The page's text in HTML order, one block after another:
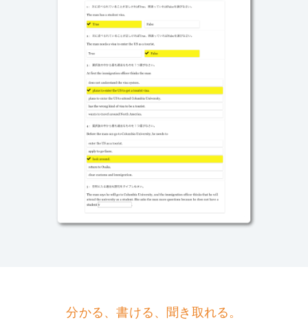
分かる、書ける、聞き取れる。